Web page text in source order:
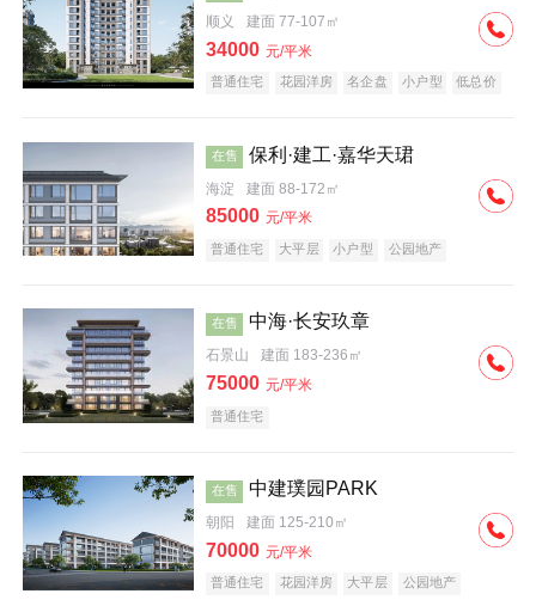
顺义 建面 77-107㎡
34000 元/平米
普通住宅 花园洋房 名企盘 小户型 低总价
在售 保利·建工·嘉华天珺
海淀 建面 88-172㎡
85000 元/平米
普通住宅 大平层 小户型
公园地产
在售 中海·长安玖章
石景山 建面 183-236㎡
75000 元/平米
普通住宅
在售 中建璞园PARK
朝阳 建面 125-210㎡
70000 元/平米
普通住宅 花园洋房 大平层
公园地产